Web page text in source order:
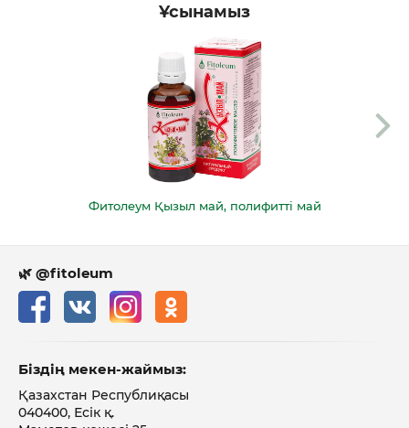
Ұсынамыз
Фитолеум Қызыл май, полифитті май
🌿 @fitoleum
Біздің мекен-жаймыз:
Қазахстан Республиқасы
040400, Есік қ.